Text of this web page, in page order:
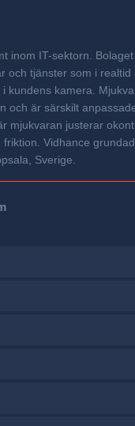
inom IT-sektorn.
och tjänster som i realtid
kundens kamera.
och är särskilt
mjukvaran justerar
Vidhance
Sverige.